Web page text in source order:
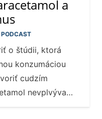
a
PODCAST
o štúdii, ktorá
konzumáciou
cudzím
nevplvýva…